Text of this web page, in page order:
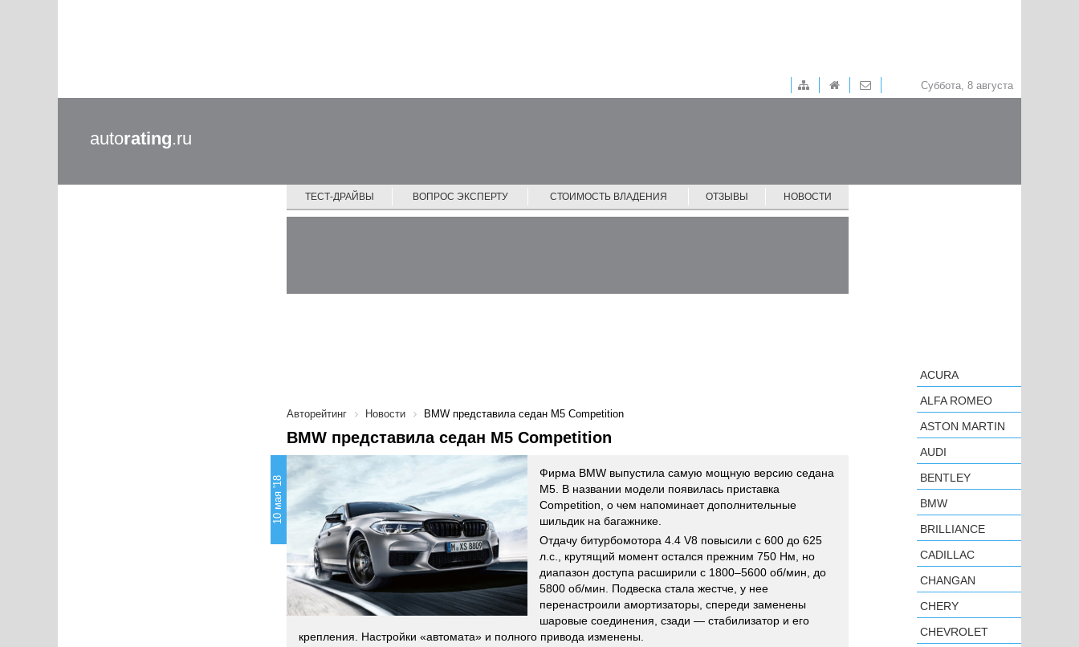
Суббота, 8 августа
autorating.ru
ТЕСТ-ДРАЙВЫ ВОПРОС ЭКСПЕРТУ СТОИМОСТЬ ВЛАДЕНИЯ ОТЗЫВЫ НОВОСТИ
Авторейтинг Новости BMW представила седан M5 Competition
BMW представила седан M5 Competition
10 мая '18
Фирма BMW выпустила самую мощную версию седана
M5. В названии модели появилась приставка
Competition, о чем напоминает дополнительные
шильдик на багажнике.
Отдачу битурбомотора 4.4 V8 повысили с 600 до 625
л.с., крутящий момент остался прежним 750 Нм, но
диапазон доступа расширили с 1800–5600 об/мин, до
5800 об/мин. Подвеска стала жестче, у нее
перенастроили амортизаторы, спереди заменены
шаровые соединения, сзади — стабилизатор и его
крепления. Настройки «автомата» и полного привода изменены.
ACURA
ALFA ROMEO
ASTON MARTIN
AUDI
BENTLEY
BMW
BRILLIANCE
CADILLAC
CHANGAN
CHERY
CHEVROLET